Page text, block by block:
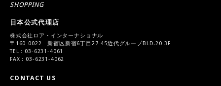
SHOPPING
日本公式代理店
株式会社ロア・インターナショナル
〒160-0022 新宿区新宿6丁目27-45近代グループBLD.20 3F
TEL：03-6231-4061
FAX：03-6231-4062
CONTACT US